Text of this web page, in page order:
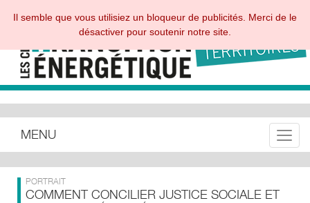
MENU
PORTRAIT
COMMENT CONCILIER JUSTICE SOCIALE ET
Il semble que vous utilisiez un bloqueur de publicités. Merci de le
désactiver pour soutenir notre site.